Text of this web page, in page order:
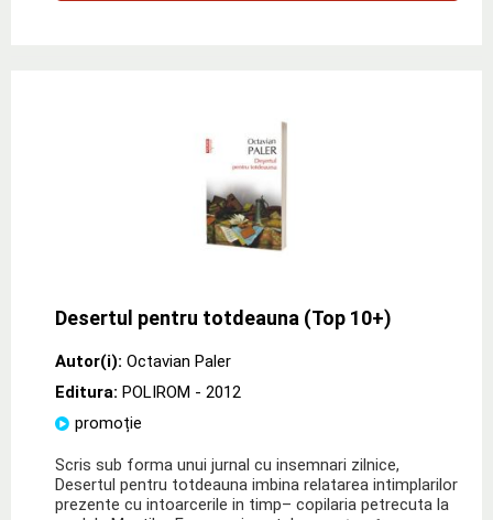
Desertul pentru totdeauna (Top 10+)
Autor(i): Octavian Paler
Editura: POLIROM - 2012
promoție
Scris sub forma unui jurnal cu insemnari zilnice,
Desertul pentru totdeauna imbina relatarea intimplarilor
prezente cu intoarcerile in timp– copilaria petrecuta la